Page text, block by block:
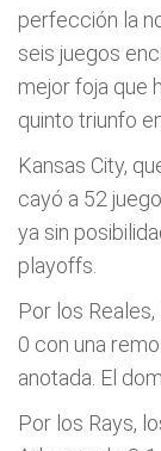
perfección la
seis juegos
mejor foja que
quinto triunfo
Kansas City,
cayó a 52
ya sin
playoffs.
Por los
0 con una
anotada. El
Por los Rays,